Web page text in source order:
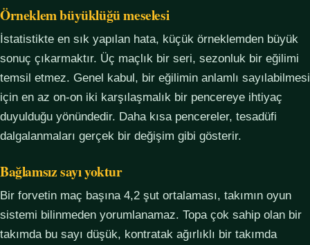
Örneklem büyüklüğü meselesi
İstatistikte en sık yapılan hata, küçük örneklemden büyük
sonuç çıkarmaktır. Üç maçlık bir seri, sezonluk bir eğilimi
temsil etmez. Genel kabul, bir eğilimin anlamlı sayılabilmesi
için en az on-on iki karşılaşmalık bir pencereye ihtiyaç
duyulduğu yönündedir. Daha kısa pencereler, tesadüfi
dalgalanmaları gerçek bir değişim gibi gösterir.
Bağlamsız sayı yoktur
Bir forvetin maç başına 4,2 şut ortalaması, takımın oyun
sistemi bilinmeden yorumlanamaz. Topa çok sahip olan bir
takımda bu sayı düşük, kontratak ağırlıklı bir takımda